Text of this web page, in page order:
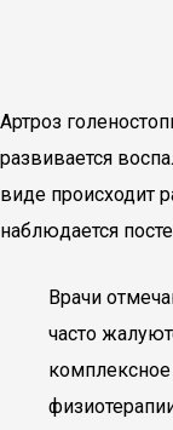
Артроз
развивается
виде происходит
наблюдается
Врачи
часто